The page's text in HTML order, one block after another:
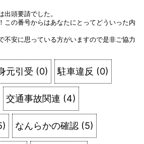
頭要請でした。
この番号からはあなたにとってどういった内
不安に思っている方がいますので是非ご協力
元引受 (0) 駐車違反 (0)
交通事故関連 (4)
) なんらかの確認 (5)